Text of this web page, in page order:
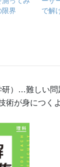
限界
で解
研）…難しい問
術が身につく